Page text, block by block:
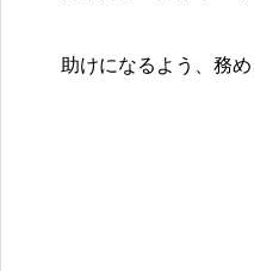
助けになるよう、務